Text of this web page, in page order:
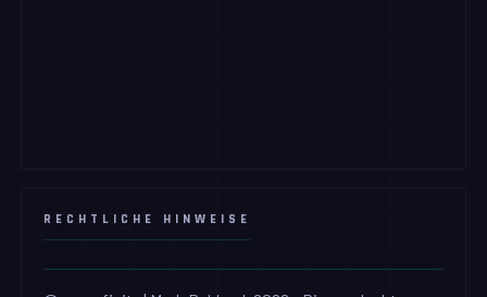
RECHTLICHE HINWEISE